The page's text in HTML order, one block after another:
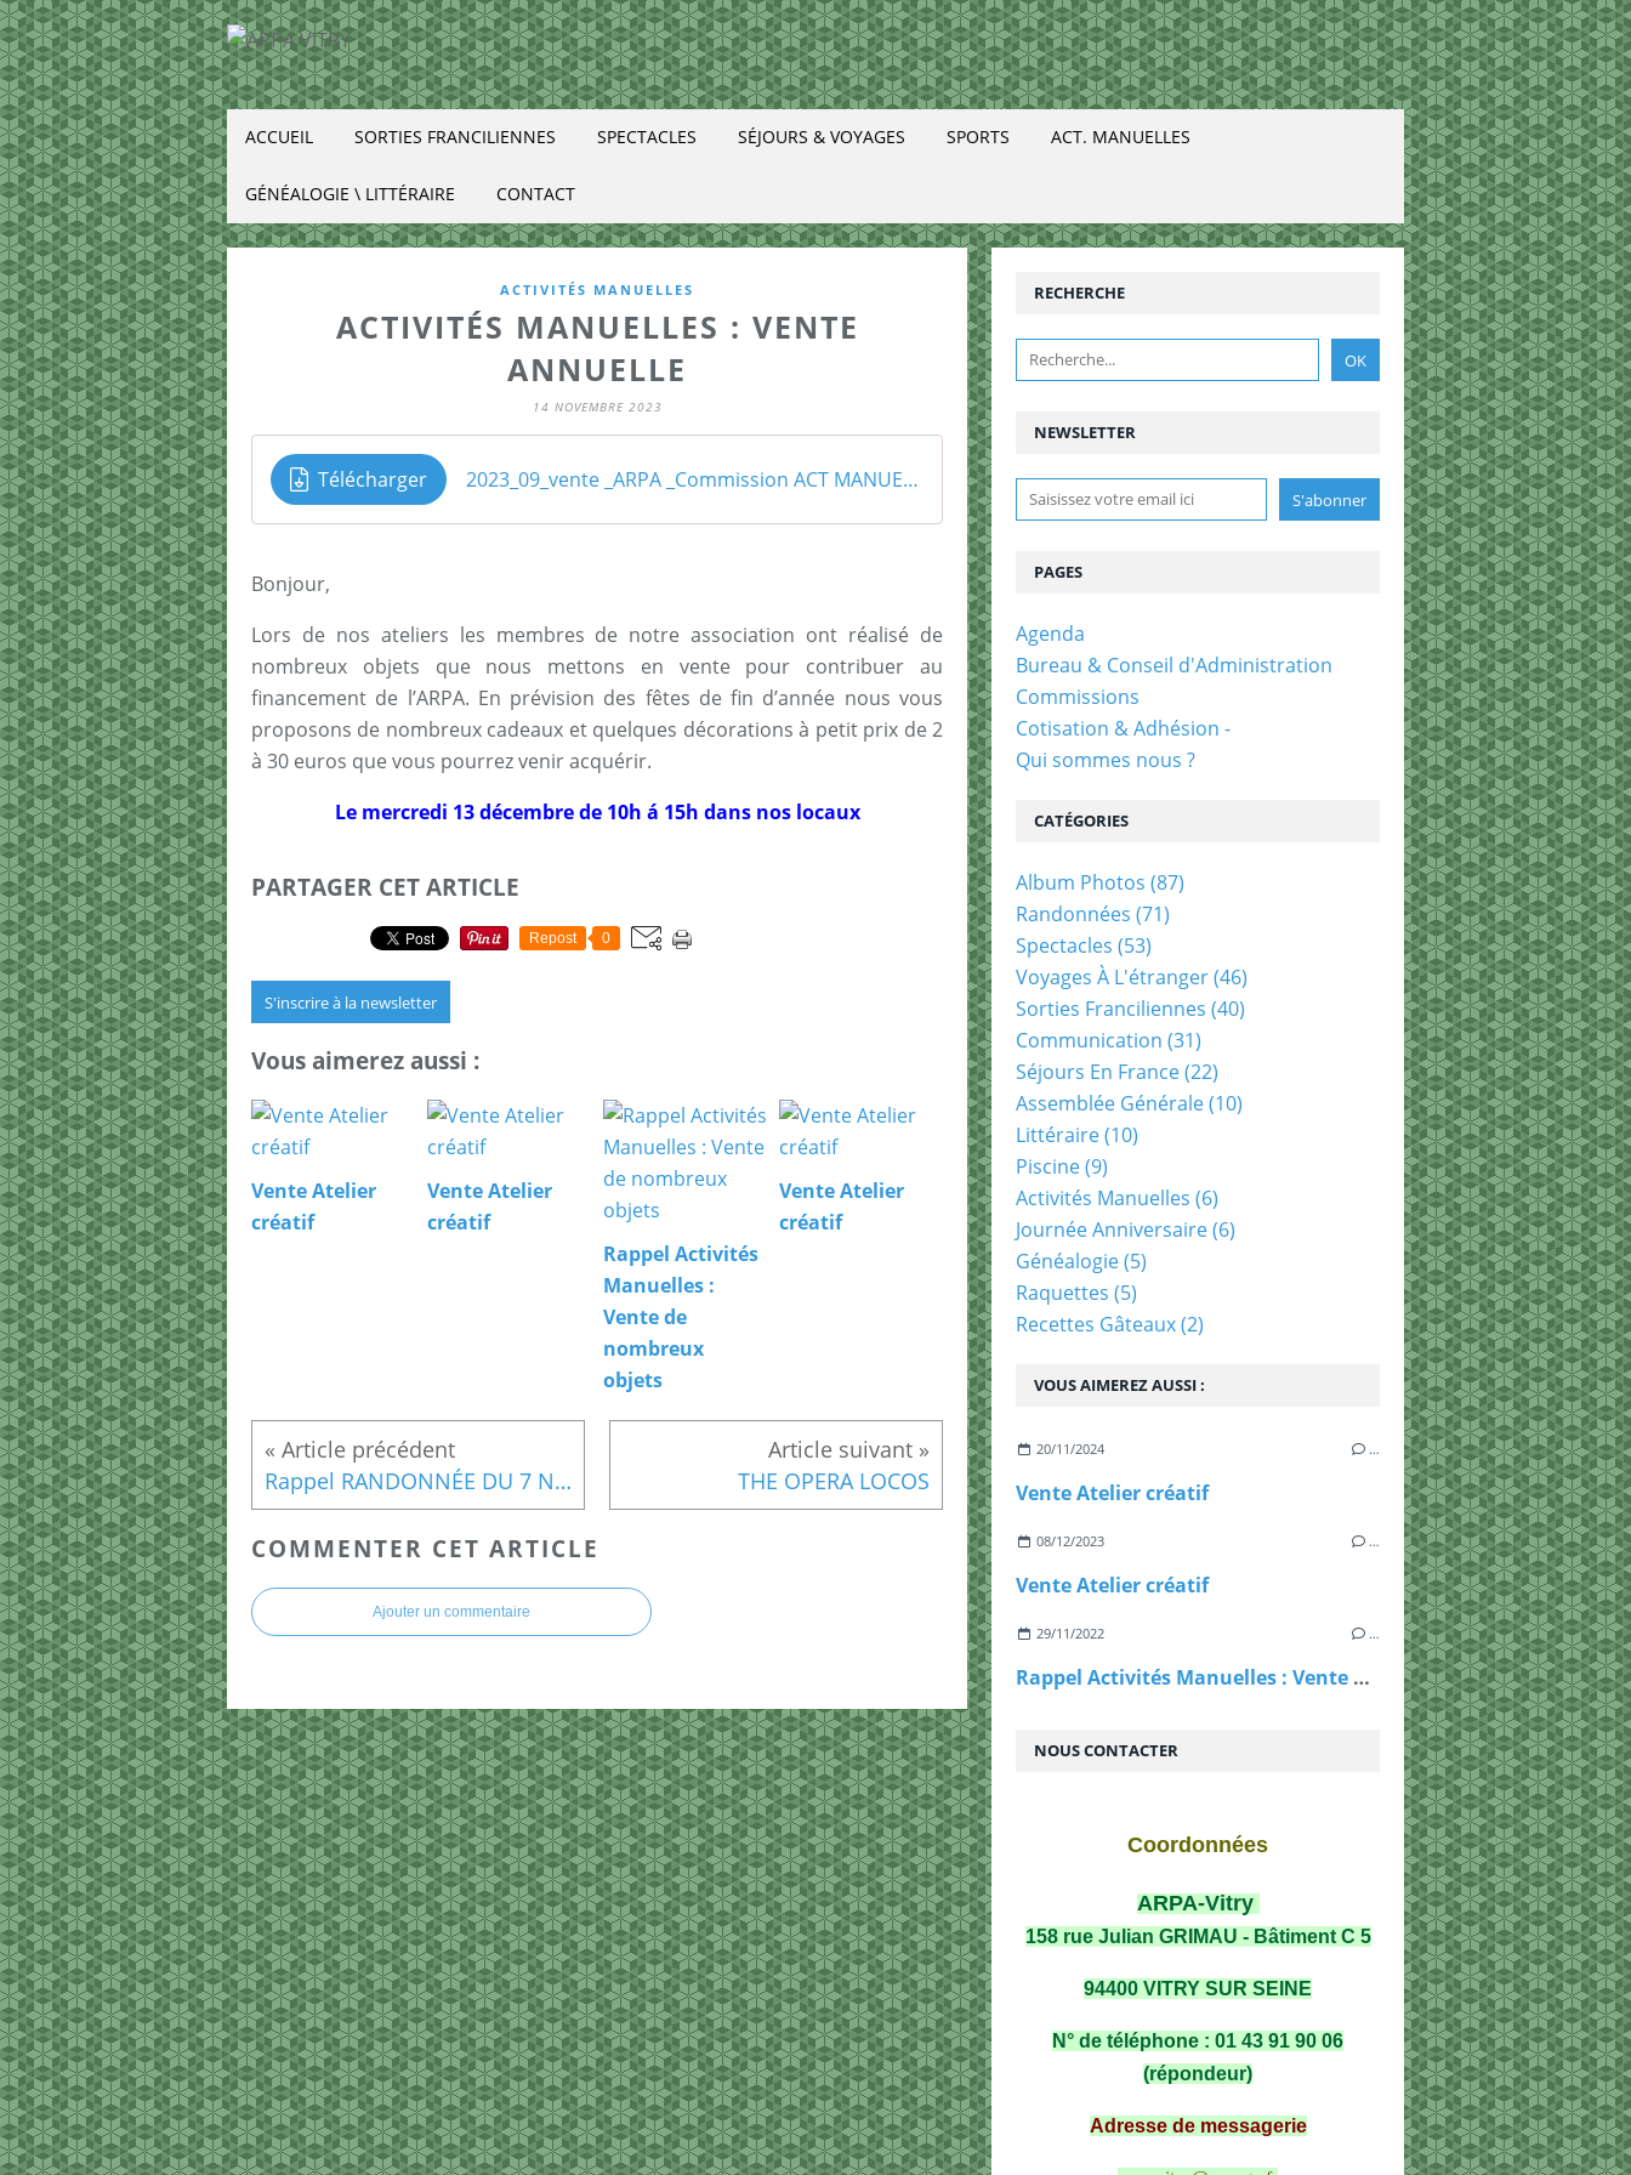
ACCUEIL SORTIES FRANCILIENNES SPECTACLES SÉJOURS & VOYAGES SPORTS ACT. MANUELLES
GÉNÉALOGIE \ LITTÉRAIRE CONTACT
ACTIVITÉS MANUELLES
ACTIVITÉS MANUELLES : VENTE
ANNUELLE
14 NOVEMBRE 2023
Télécharger 2023_09_vente _ARPA _Commission ACT MANUELLES
Bonjour,
Lors de nos ateliers les membres de notre association ont réalisé de
nombreux objets que nous mettons en vente pour contribuer au
financement de l’ARPA. En prévision des fêtes de fin d’année nous vous
proposons de nombreux cadeaux et quelques décorations à petit prix de 2
à 30 euros que vous pourrez venir acquérir.
Le mercredi 13 décembre de 10h á 15h dans nos locaux
PARTAGER CET ARTICLE
Repost 0
S'inscrire à la newsletter
Vous aimerez aussi :
Vente Atelier
créatif
Vente Atelier
créatif
Rappel Activités
Manuelles :
Vente de
nombreux
objets
Vente Atelier
créatif
Rappel RANDONNÉE DU 7 NOVEMBRE 2023 THE OPERA LOCOS
COMMENTER CET ARTICLE
Ajouter un commentaire
NEWSLETTER
RECHERCHE
VOUS AIMEREZ AUSSI :
20/11/2024 …
Vente Atelier créatif
08/12/2023 …
Vente Atelier créatif
29/11/2022 …
Rappel Activités Manuelles : Vente de nombreux objets
PAGES
Agenda
Bureau & Conseil d'Administration
Commissions
Cotisation & Adhésion -
Qui sommes nous ?
CATÉGORIES
Album Photos (87)
Randonnées (71)
Spectacles (53)
Voyages À L'étranger(46)
Sorties Franciliennes (40)
Communication (31)
Séjours En France(22)
Assemblée Générale(10)
Littéraire(10)
Piscine(9)
Activités Manuelles (6)
Journée Anniversaire(6)
Généalogie(5)
Raquettes (5)
Recettes Gâteaux(2)
NOUS CONTACTER
Coordonnées
ARPA-Vitry
158 rue Julian GRIMAU - Bâtiment C 5
94400 VITRY SUR SEINE
N° de téléphone : 01 43 91 90 06
(répondeur)
Adresse de messagerie